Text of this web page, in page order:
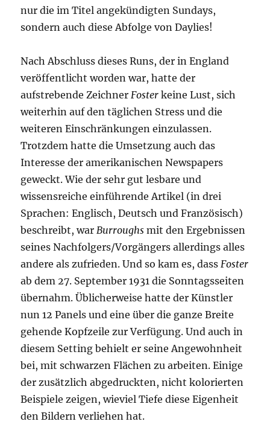
nur die im Titel angekündigten Sundays,
sondern auch diese Abfolge von Daylies!
Nach Abschluss dieses Runs, der in England
veröffentlicht worden war, hatte der
aufstrebende Zeichner Foster keine Lust, sich
weiterhin auf den täglichen Stress und die
weiteren Einschränkungen einzulassen.
Trotzdem hatte die Umsetzung auch das
Interesse der amerikanischen Newspapers
geweckt. Wie der sehr gut lesbare und
wissensreiche einführende Artikel (in drei
Sprachen: Englisch, Deutsch und Französisch)
beschreibt, war Burroughs mit den Ergebnissen
seines Nachfolgers/Vorgängers allerdings alles
andere als zufrieden. Und so kam es, dass Foster
ab dem 27. September 1931 die Sonntagsseiten
übernahm. Üblicherweise hatte der Künstler
nun 12 Panels und eine über die ganze Breite
gehende Kopfzeile zur Verfügung. Und auch in
diesem Setting behielt er seine Angewohnheit
bei, mit schwarzen Flächen zu arbeiten. Einige
der zusätzlich abgedruckten, nicht kolorierten
Beispiele zeigen, wieviel Tiefe diese Eigenheit
den Bildern verliehen hat.